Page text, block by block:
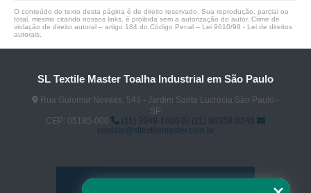
O conteúdo do texto desta página é de direito reservado. Sua reprodução, parcial ou
total, mesmo citando nossos links, é proibida sem a autorização do autor. Crime de
violação de direito autoral – artigo 184 do Código Penal – Lei 9610/98 - Lei de direitos
autorais
SL Textile Master Toalha Industrial em São Paulo
Rua Guiomar Novaes, 543 - Jardim Santa Lucrécia São Paulo -
SP
CEP: 05185-000
(11) 3948-1600
(11) 96358-0246
contato@sltextilemaster.com.br